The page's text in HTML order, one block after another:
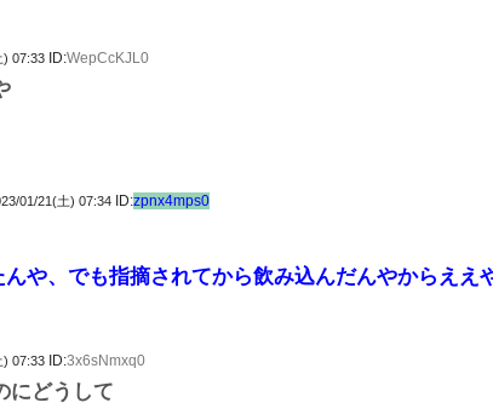
) 07:33 ID:WepCcKJL0
01/21(土) 07:34 ID:zpnx4mps0
や、でも指摘されてから飲み込んだんやからええ
) 07:33 ID:3x6sNmxq0
にどうして